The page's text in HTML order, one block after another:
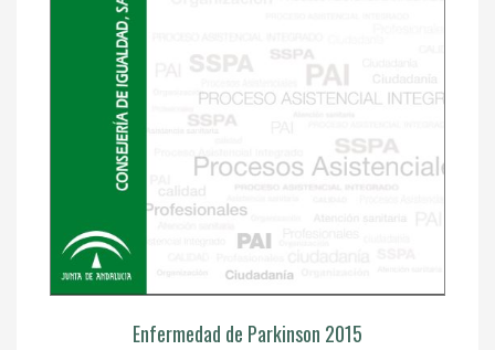
Enfermedad de Parkinson 2015